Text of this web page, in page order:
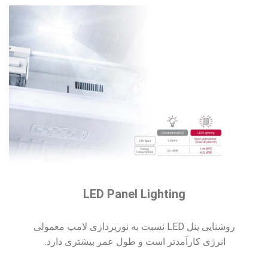
LED Panel Lighting
روشنایی پنل LED نسبت به نورپردازی لامپ معمولی
انرژی کارآمدتر است و طول عمر بیشتری دارد.